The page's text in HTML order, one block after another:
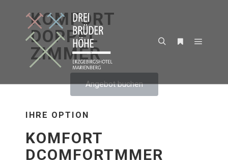
KOMFORT
DOPPEL
ZIMMER
Angebot buchen
IHRE OPTION
KOMFORT
DCOMFORTMMER